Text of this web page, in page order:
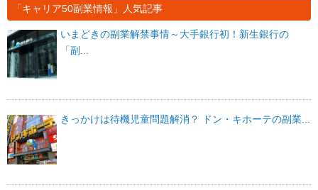
「キャリア50副業情報」人気記事
いまどきの副業解禁事情～大手銀行初！新生銀行の
「副...
きっかけは待機児童問題解消？ ドン・キホーテの副業...